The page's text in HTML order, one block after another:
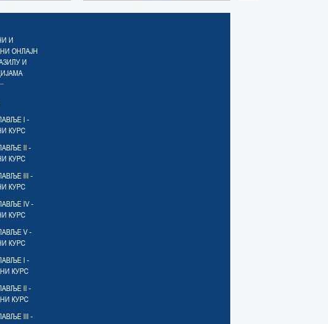
И
ОНЛАЈН
И
I -
КУРС
II -
КУРС
III -
КУРС
IV -
КУРС
V -
КУРС
I -
КУРС
II -
КУРС
III -